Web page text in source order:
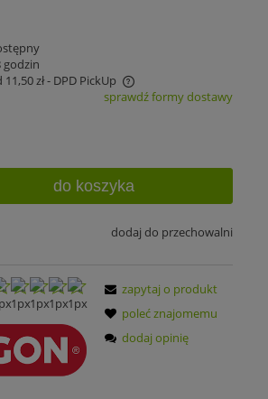
godzin
11,50 zł- DPD PickUp
ewentualnych kosztów płatności
sprawdź formy dostawy
do koszyka
dodaj do przechowalni
zapytaj o produkt
poleć znajomemu
dodaj opinię